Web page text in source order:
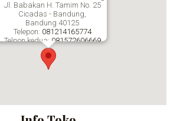
Jl. Babakan H. Tamim No. 25
Cicadas - Bandung,
Bandung 40125
Telepon: 081214165774
Telpon kedua: 081572606669
Percetakan Online Bandung